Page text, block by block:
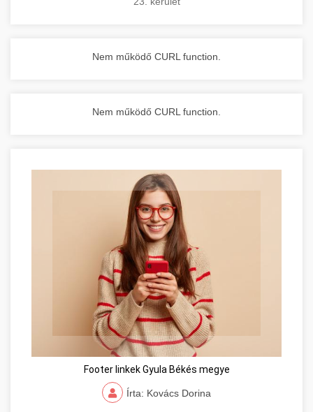
Nem működő CURL function.
Nem működő CURL function.
Footer linkek Gyula Békés megye
Írta: Kovács Dorina